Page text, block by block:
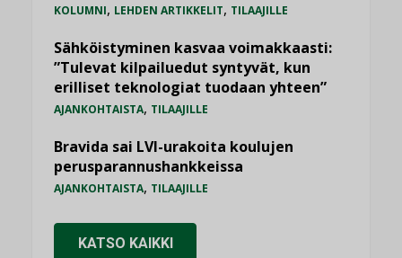
KOLUMNI, LEHDEN ARTIKKELIT, TILAAJILLE
Sähköistyminen kasvaa voimakkaasti:
”Tulevat kilpailuedut syntyvät, kun
erilliset teknologiat tuodaan yhteen”
AJANKOHTAISTA, TILAAJILLE
Bravida sai LVI-urakoita koulujen
perusparannushankkeissa
AJANKOHTAISTA, TILAAJILLE
KATSO KAIKKI